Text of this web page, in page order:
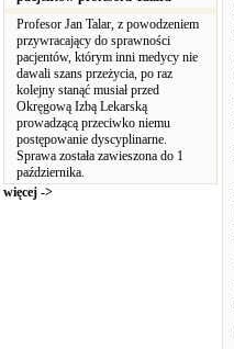
Profesor Jan Talar, z powodzeniem
przywracający do sprawności
pacjentów, którym inni medycy nie
dawali szans przeżycia, po raz
kolejny stanąć musiał przed
Okręgową Izbą Lekarską
prowadzącą przeciwko niemu
postępowanie dyscyplinarne.
Sprawa została zawieszona do 1
października.
więcej ->